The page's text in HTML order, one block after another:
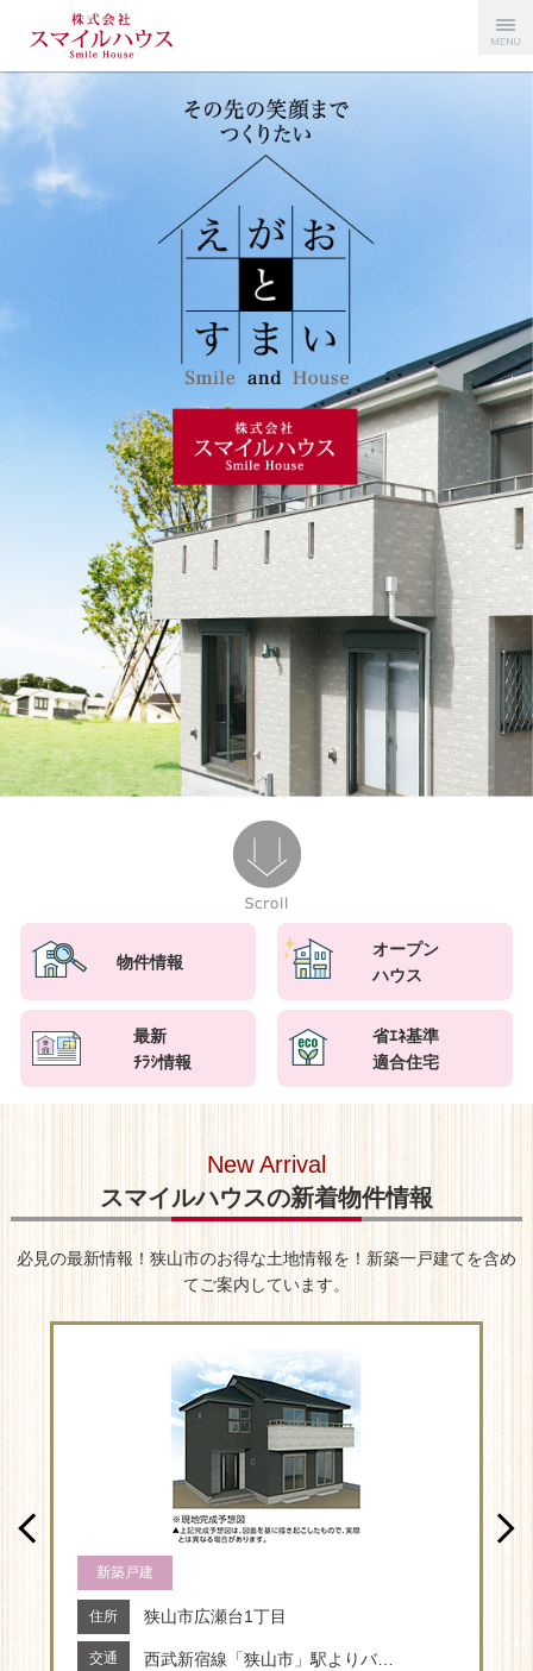
スマイルハ
物件情報
オープン
ハウス
最新
ﾁﾗｼ情報
省ｴﾈ基準
適合住宅
New Arrival
スマイルハウスの新着物件情報
必見の最新情報！狭山市のお得な土地情報を！新築一戸建てを含め
てご案内しています。
新築戸建
住所 狭山市広瀬台1丁目
交通 西武新宿線「狭山市」駅よりバス15分「日生団地」停歩3分